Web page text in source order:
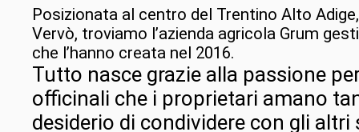
Posizionata al centro del Trentino Alto
Vervò, troviamo l’azienda agricola Grum
che l’hanno creata nel 2016.
Tutto nasce grazie alla passione
officinali che i proprietari amano
desiderio di condividere con gli